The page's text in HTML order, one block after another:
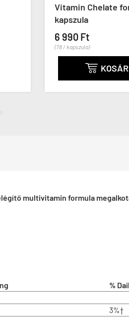
Vitamin Chelate
kapszula
6 990 Ft
(78 / kapszula)

multivitamin formula
%
3%†